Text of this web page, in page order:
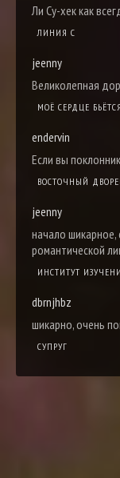
Ли Су-хек как
ЛИНИЯ С
jeenny
Великолепная
МОЁ СЕРДЦЕ БЬЁТСЯ
endervin
Если вы
ВОСТОЧНЫЙ
jeenny
начало шикарное,
романтической
ИНСТИТУТ
dbrnjhbz
шикарно, очень
СУПРУГ